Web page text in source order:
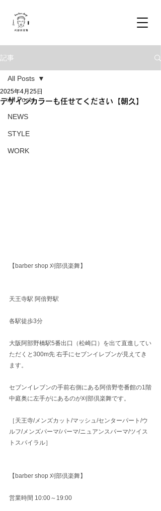
記事
All Posts
NEWS
STYLE
WORK
All Posts
デザインカラーも任せてください【朝久】
2025年4月25日
【barber shop 刈部倶楽舞】
天王寺駅 阿倍野駅
各駅徒歩3分
大阪阿部野橋駅5番出口（松崎口）を出て直進してい
ただくと300m先 右手にセブンイレブンが見えてき
ます。
セブンイレブンの手前右側にある阿倍野壱番館の1階
中庭奥に左手がにあるのが刈部倶楽舞です。
［天王寺/メンズカット/マッシュ/センターパート/ウ
ルフ/メンズパーマ/パーマ/ニュアンスパーマ/ツイス
トスパイラル］
【barber shop 刈部倶楽舞】
営業時間 10:00～19:00